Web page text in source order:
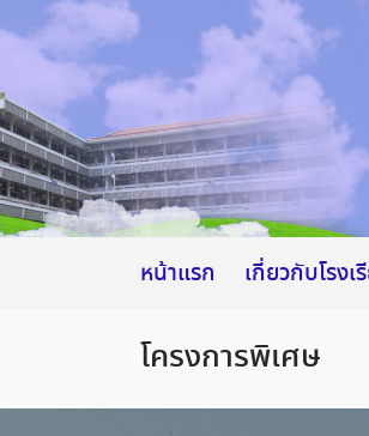
หน้าแรก เกี่ยวกับโรงเ
โครงการพิเศษ